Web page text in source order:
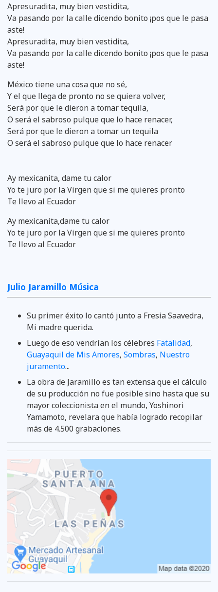
Apresuradita, muy bien vestidita,
Va pasando por la calle dicendo bonito ¡pos que le pasa
aste!
Apresuradita, muy bien vestidita,
Va pasando por la calle dicendo bonito ¡pos que le pasa
aste!
México tiene una cosa que no sé,
Y el que llega de pronto no se quiera volver,
Será por que le dieron a tomar tequila,
O será el sabroso pulque que lo hace renacer,
Será por que le dieron a tomar un tequila
O será el sabroso pulque que lo hace renacer
Ay mexicanita, dame tu calor
Yo te juro por la Virgen que si me quieres pronto
Te llevo al Ecuador
Ay mexicanita,dame tu calor
Yo te juro por la Virgen que si me quieres pronto
Te llevo al Ecuador
Julio Jaramillo Música
Su primer éxito lo cantó junto a Fresia Saavedra,
Mi madre querida.
Luego de eso vendrían los célebres Fatalidad,
Guayaquil de Mis Amores, Sombras, Nuestro
juramento...
La obra de Jaramillo es tan extensa que el cálculo
de su producción no fue posible sino hasta que su
mayor coleccionista en el mundo, Yoshinori
Yamamoto, revelara que había logrado recopilar
más de 4.500 grabaciones.